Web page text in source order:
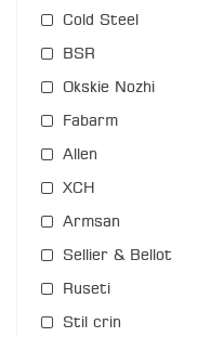
Cold Steel
BSR
Okskie Nozhi
Fabarm
Allen
XCH
Armsan
Sellier & Bellot
Ruseti
Stil crin